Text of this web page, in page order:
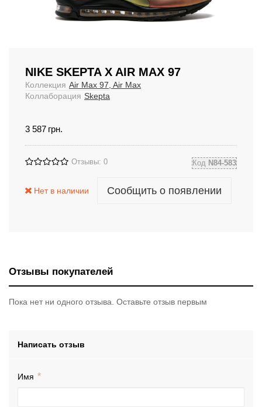
NIKE SKEPTA X AIR MAX 97
Коллекция Air Max 97, Air Max
Коллаборация Skepta
3 587 грн.
Отзывы: 0 Код N84-583
Нет в наличии Сообщить о появлении
Отзывы покупателей
Пока нет ни одного отзыва. Оставьте отзыв первым
Написать отзыв
Имя